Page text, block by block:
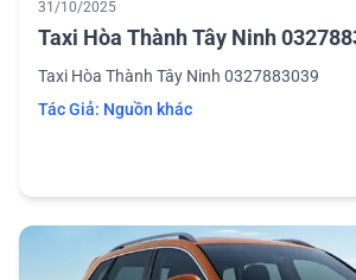
31/10/2025
Taxi Hòa Thành Tây Ninh
Taxi Hòa Thành Tây Ninh 0327883039
Tác Giả: Nguồn khác